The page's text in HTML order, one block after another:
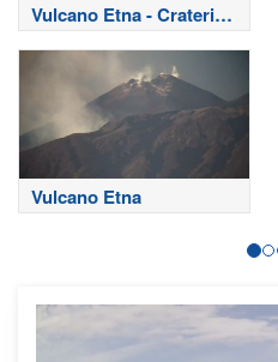
Vulcano Etna - Crateri
Sommitali
Vulcano Etna